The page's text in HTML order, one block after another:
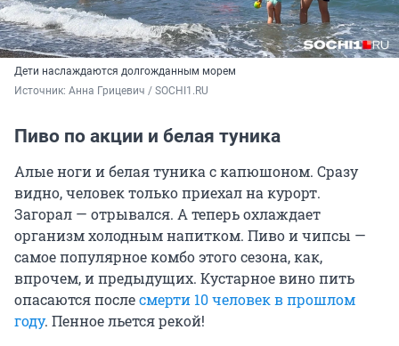
Дети наслаждаются долгожданным морем
Источник: Анна Грицевич / SOCHI1.RU
Пиво по акции и белая туника
Алые ноги и белая туника с капюшоном. Сразу
видно, человек только приехал на курорт.
Загорал — отрывался. А теперь охлаждает
организм холодным напитком. Пиво и чипсы —
самое популярное комбо этого сезона, как,
впрочем, и предыдущих. Кустарное вино пить
опасаются послесмерти 10 человек в прошлом
году. Пенное льется рекой!